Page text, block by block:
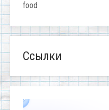
food
Ссылки